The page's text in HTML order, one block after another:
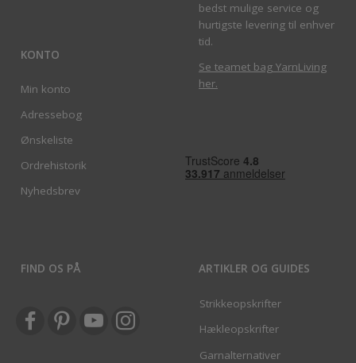
KONTO
Min konto
Adressebog
Ønskeliste
Ordrehistorik
Nyhedsbrev
bedst mulige service og
hurtigste levering til enhver
tid.
Se teamet bag YarnLiving
her.
FIND OS PÅ ARTIKLER OG GUIDES
Strikkeopskrifter
Hækleopskrifter
Garnalternativer